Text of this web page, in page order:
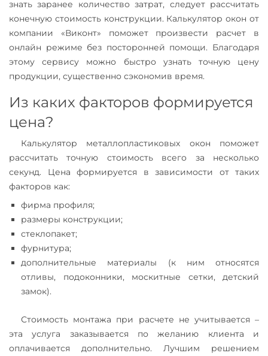
знать заранее количество затрат, следует рассчитать
конечную стоимость конструкции. Калькулятор окон от
компании «Виконт» поможет произвести расчет в
онлайн режиме без посторонней помощи. Благодаря
этому сервису можно быстро узнать точную цену
продукции, существенно сэкономив время.
Из каких факторов формируется
цена?
Калькулятор металлопластиковых окон поможет
рассчитать точную стоимость всего за несколько
секунд. Цена формируется в зависимости от таких
факторов как:
фирма профиля;
размеры конструкции;
стеклопакет;
фурнитура;
дополнительные материалы (к ним относятся
отливы, подоконники, москитные сетки, детский
замок).
Стоимость монтажа при расчете не учитывается –
эта услуга заказывается по желанию клиента и
оплачивается дополнительно. Лучшим решением